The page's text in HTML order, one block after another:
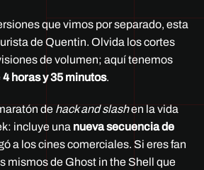
que vimos por separado, esta
de Quentin. Olvida los cortes
de volumen; aquí tenemos
4 horas y 35 minutos.
dehack and slashen la vida
incluye una nueva secuencia de
a los cines comerciales. Si eres fan
mismos de Ghost in the Shell que